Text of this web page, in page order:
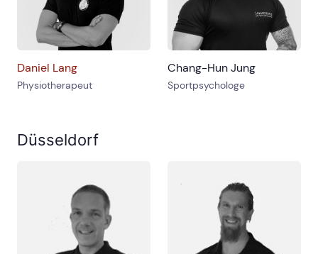
Daniel Lang
Physiotherapeut
Chang-Hun Jung
Sportpsychologe
Düsseldorf